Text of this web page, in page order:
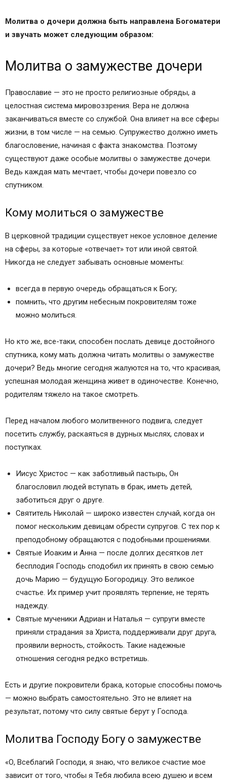
Молитва о дочери должна быть направлена Богоматери
и звучать может следующим образом:
Молитва о замужестве дочери
Православие — это не просто религиозные обряды, а
целостная система мировоззрения. Вера не должна
заканчиваться вместе со службой. Она влияет на все сферы
жизни, в том числе — на семью. Супружество должно иметь
благословение, начиная с факта знакомства. Поэтому
существуют даже особые молитвы о замужестве дочери.
Ведь каждая мать мечтает, чтобы дочери повезло со
спутником.
Кому молиться о замужестве
В церковной традиции существует некое условное деление
на сферы, за которые «отвечает» тот или иной святой.
Никогда не следует забывать основные моменты:
всегда в первую очередь обращаться к Богу;
помнить, что другим небесным покровителям тоже
можно молиться.
Но кто же, все-таки, способен послать девице достойного
спутника, кому мать должна читать молитвы о замужестве
дочери? Ведь многие сегодня жалуются на то, что красивая,
успешная молодая женщина живет в одиночестве. Конечно,
родителям тяжело на такое смотреть.
Перед началом любого молитвенного подвига, следует
посетить службу, раскаяться в дурных мыслях, словах и
поступках.
Иисус Христос — как заботливый пастырь, Он
благословил людей вступать в брак, иметь детей,
заботиться друг о друге.
Святитель Николай — широко известен случай, когда он
помог нескольким девицам обрести супругов. С тех пор к
преподобному обращаются с подобными прошениями.
Святые Иоаким и Анна — после долгих десятков лет
бесплодия Господь сподобил их принять в свою семью
дочь Марию — будущую Богородицу. Это великое
счастье. Их пример учит проявлять терпение, не терять
надежду.
Святые мученики Адриан и Наталья — супруги вместе
приняли страдания за Христа, поддерживали друг друга,
проявили верность, стойкость. Такие надежные
отношения сегодня редко встретишь.
Есть и другие покровители брака, которые способны помочь
— можно выбрать самостоятельно. Это не влияет на
результат, потому что силу святые берут у Господа.
Молитва Господу Богу о замужестве
«О, Всеблагий Господи, я знаю, что великое счастие мое
зависит от того, чтобы я Тебя любила всею душею и всем